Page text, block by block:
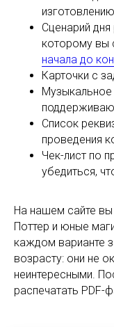
Сценарий
которому вы
начала до
Карточки с
Список
проведения
Чек-лист по
убедиться,
На нашем сайте вы
Поттер и юные
каждом варианте
возрасту: они не
неинтересными.
распечатать PDF-